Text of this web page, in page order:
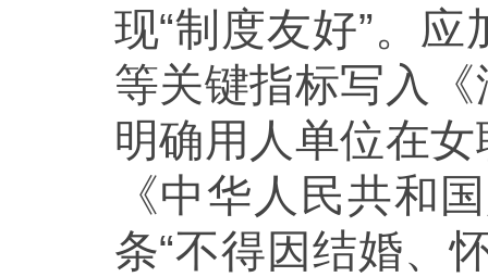
现“制度友好”。
等关键指标写入
明确用人单位在
《中华人民共和
条“不得因结婚、